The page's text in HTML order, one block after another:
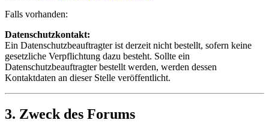
Falls vorhanden:
Datenschutzkontakt:
Ein Datenschutzbeauftragter ist derzeit nicht bestellt, sofern keine
gesetzliche Verpflichtung dazu besteht. Sollte ein
Datenschutzbeauftragter bestellt werden, werden dessen
Kontaktdaten an dieser Stelle veröffentlicht.
3. Zweck des Forums